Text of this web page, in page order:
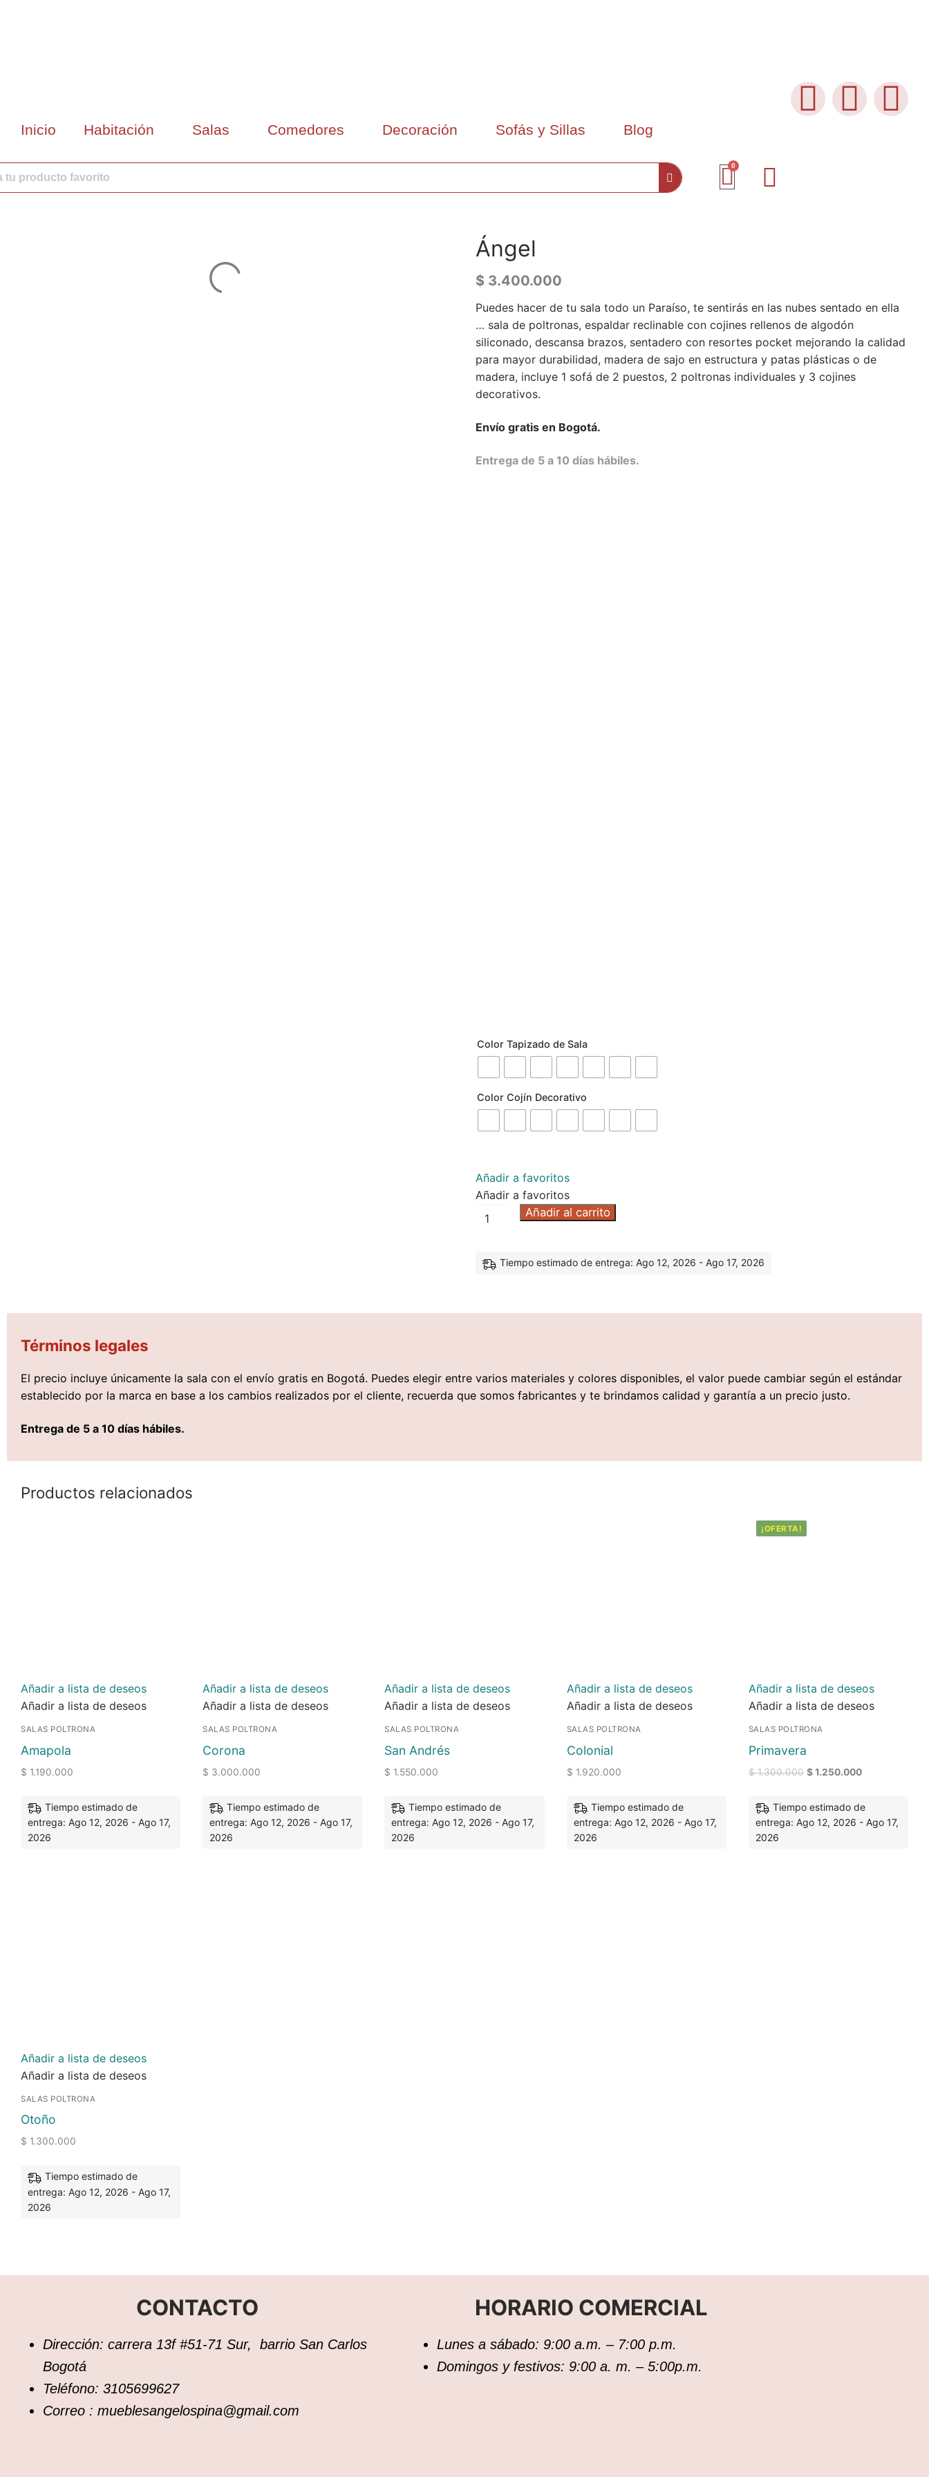
Inicio Habitación Salas Comedores Decoración Sofás y Sillas Blog
Ángel
$ 3.400.000
Puedes hacer de tu sala todo un Paraíso, te sentirás en las nubes sentado en ella
… sala de poltronas, espaldar reclinable con cojines rellenos de algodón
siliconado, descansa brazos, sentadero con resortes pocket mejorando la calidad
para mayor durabilidad, madera de sajo en estructura y patas plásticas o de
madera, incluye 1 sofá de 2 puestos, 2 poltronas individuales y 3 cojines
decorativos.
Envío gratis en Bogotá.
Entrega de 5 a 10 días hábiles.
Color Tapizado de Sala
Color Cojín Decorativo
Añadir a favoritos
Añadir a favoritos
Añadir al carrito
Tiempo estimado de entrega: Ago 12, 2026 - Ago 17, 2026
Términos legales
El precio incluye únicamente la sala con el envío gratis en Bogotá. Puedes elegir entre varios materiales y colores disponibles, el valor puede cambiar según el estándar
establecido por la marca en base a los cambios realizados por el cliente, recuerda que somos fabricantes y te brindamos calidad y garantía a un precio justo.
Entrega de 5 a 10 días hábiles.
Productos relacionados
Añadir a lista de deseos
Añadir a lista de deseos
SALAS POLTRONA
Amapola
$ 1.190.000
Tiempo estimado de
entrega: Ago 12, 2026 - Ago 17,
2026
Añadir a lista de deseos
Añadir a lista de deseos
SALAS POLTRONA
Corona
$ 3.000.000
Tiempo estimado de
entrega: Ago 12, 2026 - Ago 17,
2026
Añadir a lista de deseos
Añadir a lista de deseos
SALAS POLTRONA
San Andrés
$ 1.550.000
Tiempo estimado de
entrega: Ago 12, 2026 - Ago 17,
2026
Añadir a lista de deseos
Añadir a lista de deseos
SALAS POLTRONA
Colonial
$ 1.920.000
Tiempo estimado de
entrega: Ago 12, 2026 - Ago 17,
2026
¡OFERTA!
Añadir a lista de deseos
Añadir a lista de deseos
SALAS POLTRONA
Primavera
$1.300.000 $1.250.000
Tiempo estimado de
entrega: Ago 12, 2026 - Ago 17,
2026
Añadir a lista de deseos
Añadir a lista de deseos
SALAS POLTRONA
Otoño
$ 1.300.000
Tiempo estimado de
entrega: Ago 12, 2026 - Ago 17,
2026
CONTACTO
Dirección: carrera 13f #51-71 Sur, barrio San Carlos
Bogotá
Teléfono: 3105699627
Correo : mueblesangelospina@gmail.com
HORARIO COMERCIAL
Lunes a sábado: 9:00 a.m. – 7:00 p.m.
Domingos y festivos: 9:00 a. m. – 5:00p.m.